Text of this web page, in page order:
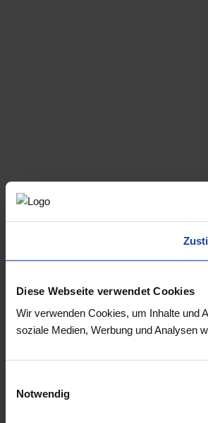
Diese Webseite verwendet Cookies
Wir verwenden Cookies, um Inhalte und
soziale Medien, Werbung und Analysen
Notwendig